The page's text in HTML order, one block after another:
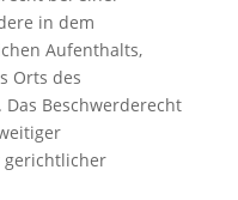
in dem
Aufenthalts,
Orts des
Beschwerderecht